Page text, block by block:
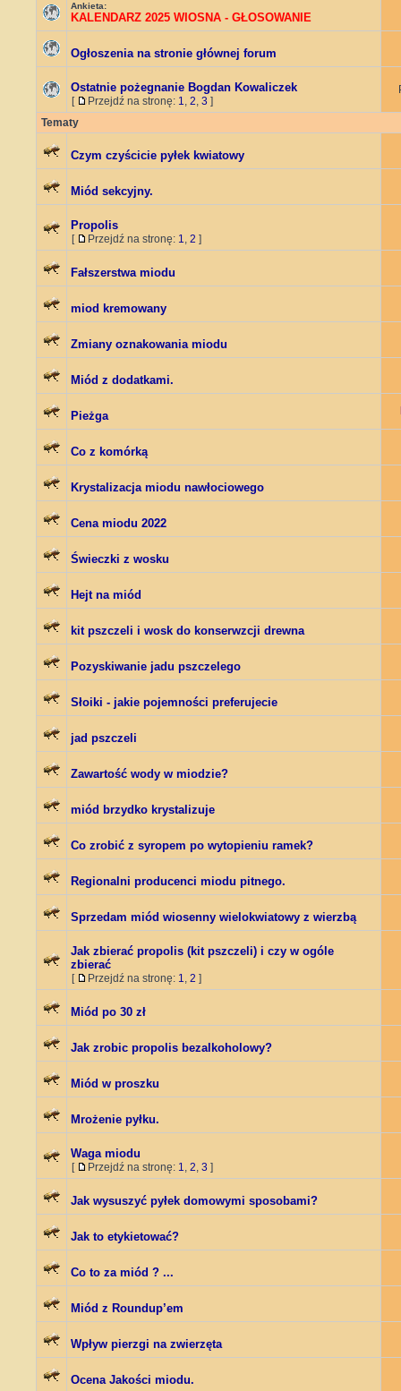
Ankieta:
KALENDARZ 2025 WIOSNA - GŁOSOWANIE
Ogłoszenia na stronie głównej forum
Ostatnie pożegnanie Bogdan Kowaliczek
[ Przejdź na stronę: 1, 2, 3 ]
Tematy
Czym czyścicie pyłek kwiatowy
Miód sekcyjny.
Propolis
[ Przejdź na stronę: 1, 2 ]
Fałszerstwa miodu
miod kremowany
Zmiany oznakowania miodu
Miód z dodatkami.
Pieżga
Co z komórką
Krystalizacja miodu nawłociowego
Cena miodu 2022
Świeczki z wosku
Hejt na miód
kit pszczeli i wosk do konserwzcji drewna
Pozyskiwanie jadu pszczelego
Słoiki - jakie pojemności preferujecie
jad pszczeli
Zawartość wody w miodzie?
miód brzydko krystalizuje
Co zrobić z syropem po wytopieniu ramek?
Regionalni producenci miodu pitnego.
Sprzedam miód wiosenny wielokwiatowy z wierzbą
Jak zbierać propolis (kit pszczeli) i czy w ogóle
zbierać
[ Przejdź na stronę: 1, 2 ]
Miód po 30 zł
Jak zrobic propolis bezalkoholowy?
Miód w proszku
Mrożenie pyłku.
Waga miodu
[ Przejdź na stronę: 1, 2, 3 ]
Jak wysuszyć pyłek domowymi sposobami?
Jak to etykietować?
Co to za miód ? ...
Miód z Roundup’em
Wpływ pierzgi na zwierzęta
Ocena Jakości miodu.